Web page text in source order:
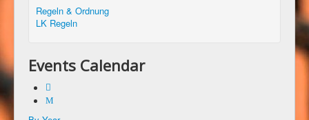
Regeln & Ordnung
LK Regeln
Events Calendar